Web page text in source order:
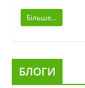
Більше...
БЛОГИ